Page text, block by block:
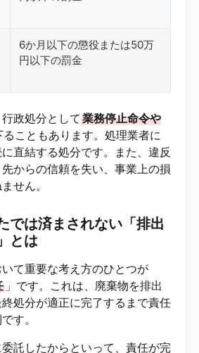
6か月以下の懲役または50万
円以下の罰金
政処分として業務停止命令や
ることもあります。処理業者に
直結する処分です。また、違反
からの信頼を失い、事業上の損
せん。
では済まされない「排出
とは
て重要な考え方のひとつが
」です。これは、廃棄物を排出
処分が適正に完了するまで責任
す。
託したからといって、責任が完